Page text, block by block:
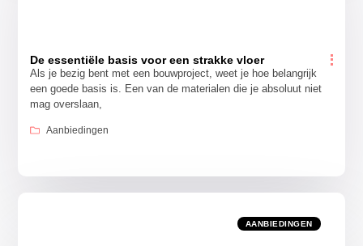
De essentiële basis voor een strakke vloer
Als je bezig bent met een bouwproject, weet je hoe belangrijk
een goede basis is. Een van de materialen die je absoluut niet
mag overslaan,
Aanbiedingen
AANBIEDINGEN